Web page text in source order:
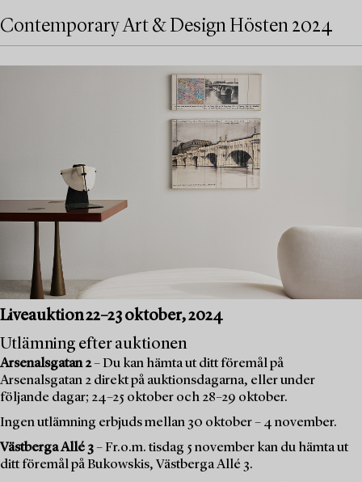
Contemporary Art & Design Hösten 2024
Liveauktion 22–23 oktober, 2024
Utlämning efter auktionen
Arsenalsgatan 2– Du kan hämta ut ditt föremål på
Arsenalsgatan 2 direkt på auktionsdagarna, eller under
följande dagar; 24–25 oktober och 28–29 oktober.
Ingen utlämning erbjuds mellan 30 oktober – 4 november.
Västberga Allé 3– Fr.o.m. tisdag 5 november kan du hämta ut
ditt föremål på Bukowskis, Västberga Allé 3.